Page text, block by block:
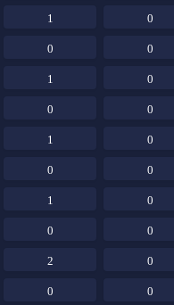
0
1
0
0
0
1
0
0
0
1
0
0
0
1
0
0
0
2
0
0